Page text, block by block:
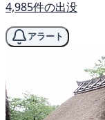
4,985件の出没
アラート